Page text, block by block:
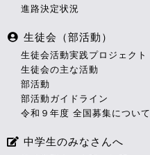
進路決定状況
生徒会（部活動）
生徒会活動実践プロジェクト
生徒会の主な活動
部活動
部活動ガイドライン
令和９年度 全国募集について
中学生のみなさんへ